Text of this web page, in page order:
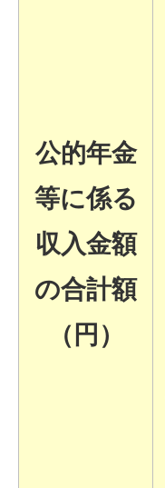
公的年金
等に係る
収入金額
の合計額
（円）